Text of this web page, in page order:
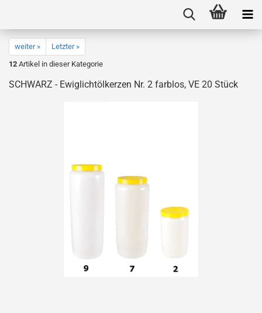
weiter »
Letzter »
12 Artikel in dieser Kategorie
SCHWARZ - Ewiglichtölkerzen Nr. 2 farblos, VE 20 Stück